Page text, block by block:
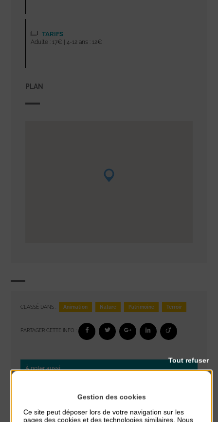
TARIFS
Adulte : 17€ | 4-12 ans : 12€
PLAN
CLASSÉ DANS : Animation Nature Patrimoine Terroir
PARTAGER CETTE INFO :
À noter aussi
Plage du passous
Gestion des cookies
Ce site peut déposer lors de votre navigation sur les
pages des cookies et des technologies similaires. Nous
Tout refuser